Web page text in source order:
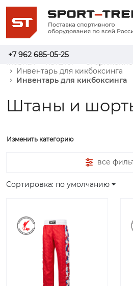
+7 962 685-05-25
Главная Каталог
Инвентарь для кикбоксинга
Инвентарь для кикбоксинга
Штаны и
Изменить категорию
все
Сортировка: по умолчанию